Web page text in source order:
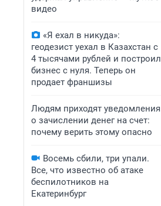
видео
«Я ехал в никуда»:
геодезист уехал в Казахстан с
4 тысячами рублей и построил
бизнес с нуля. Теперь он
продает франшизы
Людям приходят уведомления
о зачислении денег на счет:
почему верить этому опасно
Восемь сбили, три упали.
Все, что известно об атаке
беспилотников на
Екатеринбург